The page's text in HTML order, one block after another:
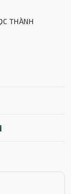
THÀNH